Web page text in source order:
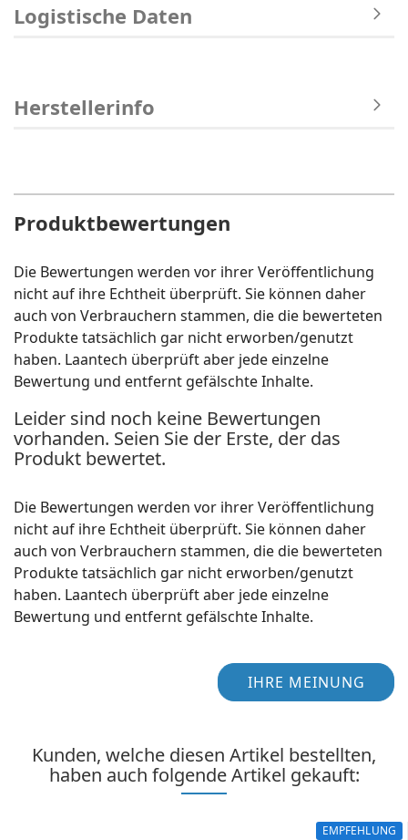
Logistische Daten
Herstellerinfo
Produktbewertungen
Die Bewertungen werden vor ihrer Veröffentlichung
nicht auf ihre Echtheit überprüft. Sie können daher
auch von Verbrauchern stammen, die die bewerteten
Produkte tatsächlich gar nicht erworben/genutzt
haben. Laantech überprüft aber jede einzelne
Bewertung und entfernt gefälschte Inhalte.
Leider sind noch keine Bewertungen
vorhanden. Seien Sie der Erste, der das
Produkt bewertet.
Die Bewertungen werden vor ihrer Veröffentlichung
nicht auf ihre Echtheit überprüft. Sie können daher
auch von Verbrauchern stammen, die die bewerteten
Produkte tatsächlich gar nicht erworben/genutzt
haben. Laantech überprüft aber jede einzelne
Bewertung und entfernt gefälschte Inhalte.
IHRE MEINUNG
Kunden, welche diesen Artikel bestellten,
haben auch folgende Artikel gekauft:
EMPFEHLUNG